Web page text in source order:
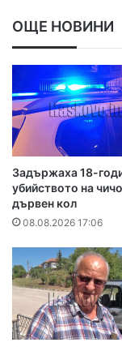
ОЩЕ НОВИНИ
Задържаха 18-
убийството на
дървен кол
08.08.2026 17:06